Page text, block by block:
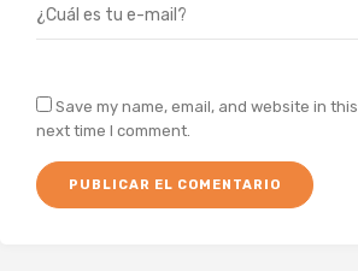
Save my name, email, and website in
next time I comment.